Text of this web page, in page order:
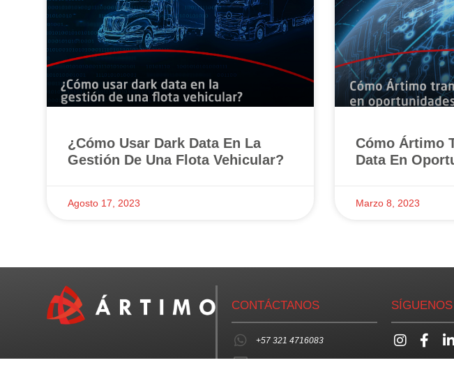
¿Cómo Usar Dark Data En La
Gestión De Una Flota Vehicular?
Agosto 17, 2023
Cómo Ártimo
Data En
Marzo 8, 2023
CONTÁCTANOS
+57 321 4716083